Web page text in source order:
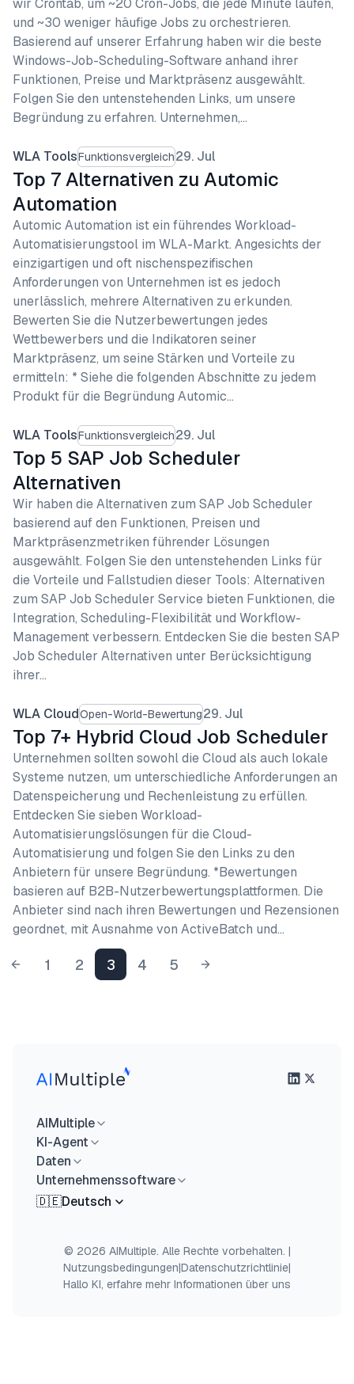
wir Crontab, um ~20 Cron-Jobs, die jede Minute laufen,
und ~30 weniger häufige Jobs zu orchestrieren.
Basierend auf unserer Erfahrung haben wir die beste
Windows-Job-Scheduling-Software anhand ihrer
Funktionen, Preise und Marktpräsenz ausgewählt.
Folgen Sie den untenstehenden Links, um unsere
Begründung zu erfahren. Unternehmen,…
WLA ToolsFunktionsvergleich29. Jul
Top 7 Alternativen zu Automic
Automation
Automic Automation ist ein führendes Workload-
Automatisierungstool im WLA-Markt. Angesichts der
einzigartigen und oft nischenspezifischen
Anforderungen von Unternehmen ist es jedoch
unerlässlich, mehrere Alternativen zu erkunden.
Bewerten Sie die Nutzerbewertungen jedes
Wettbewerbers und die Indikatoren seiner
Marktpräsenz, um seine Stärken und Vorteile zu
ermitteln: * Siehe die folgenden Abschnitte zu jedem
Produkt für die Begründung Automic…
WLA ToolsFunktionsvergleich29. Jul
Top 5 SAP Job Scheduler
Alternativen
Wir haben die Alternativen zum SAP Job Scheduler
basierend auf den Funktionen, Preisen und
Marktpräsenzmetriken führender Lösungen
ausgewählt. Folgen Sie den untenstehenden Links für
die Vorteile und Fallstudien dieser Tools: Alternativen
zum SAP Job Scheduler Service bieten Funktionen, die
Integration, Scheduling-Flexibilität und Workflow-
Management verbessern. Entdecken Sie die besten SAP
Job Scheduler Alternativen unter Berücksichtigung
ihrer…
WLA CloudOpen-World-Bewertung29. Jul
Top 7+ Hybrid Cloud Job Scheduler
Unternehmen sollten sowohl die Cloud als auch lokale
Systeme nutzen, um unterschiedliche Anforderungen an
Datenspeicherung und Rechenleistung zu erfüllen.
Entdecken Sie sieben Workload-
Automatisierungslösungen für die Cloud-
Automatisierung und folgen Sie den Links zu den
Anbietern für unsere Begründung. *Bewertungen
basieren auf B2B-Nutzerbewertungsplattformen. Die
Anbieter sind nach ihren Bewertungen und Rezensionen
geordnet, mit Ausnahme von ActiveBatch und…
1 2 3 4 5
AIMultiple
KI-Agent
Daten
Unternehmenssoftware
🇩🇪Deutsch
© 2026 AIMultiple. Alle Rechte vorbehalten. |
Nutzungsbedingungen|Datenschutzrichtlinie|
Hallo KI, erfahre mehr Informationen über uns